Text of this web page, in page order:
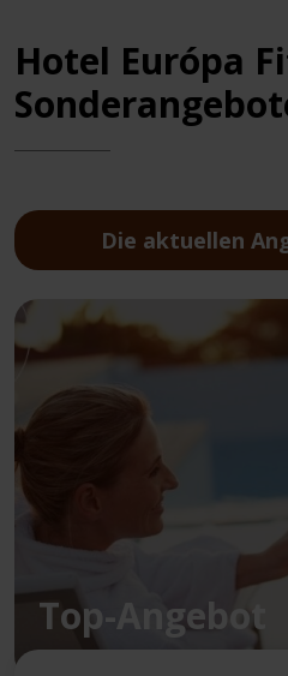
Hotel Európa
Die aktuellen
Top-Angebot